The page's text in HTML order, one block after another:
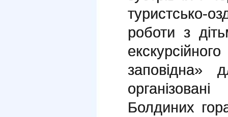
туристсько-
роботи з
заповідна»
Болдиних